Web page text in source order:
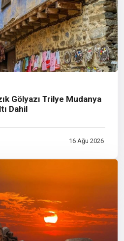
Gölyazı Trilye Mudanya
Dahil
16 Ağu 2026